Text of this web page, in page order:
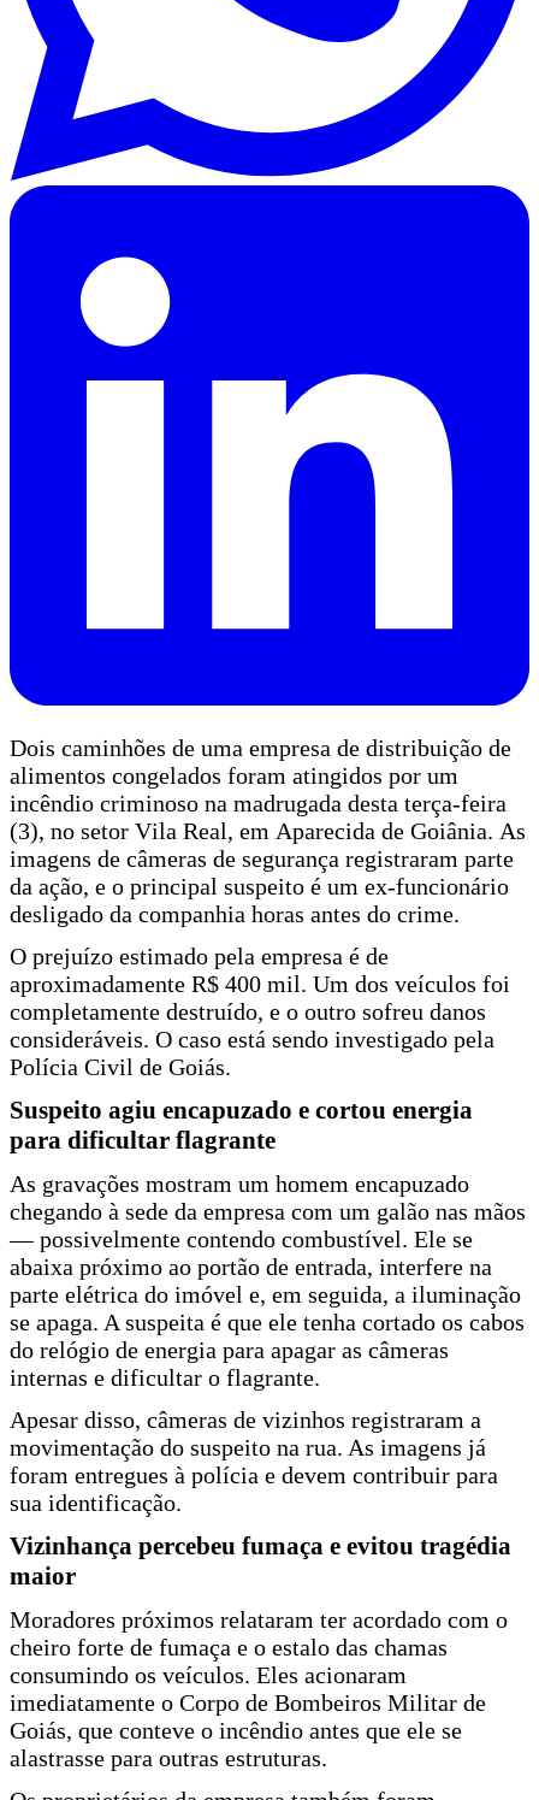
Dois caminhões de uma empresa de distribuição de
alimentos congelados foram atingidos por um
incêndio criminoso na madrugada desta terça-feira
(3), no setor Vila Real, em Aparecida de Goiânia. As
imagens de câmeras de segurança registraram parte
da ação, e o principal suspeito é um ex-funcionário
desligado da companhia horas antes do crime.
O prejuízo estimado pela empresa é de
aproximadamente R$ 400 mil. Um dos veículos foi
completamente destruído, e o outro sofreu danos
consideráveis. O caso está sendo investigado pela
Polícia Civil de Goiás.
Suspeito agiu encapuzado e cortou energia
para dificultar flagrante
As gravações mostram um homem encapuzado
chegando à sede da empresa com um galão nas mãos
— possivelmente contendo combustível. Ele se
abaixa próximo ao portão de entrada, interfere na
parte elétrica do imóvel e, em seguida, a iluminação
se apaga. A suspeita é que ele tenha cortado os cabos
do relógio de energia para apagar as câmeras
internas e dificultar o flagrante.
Apesar disso, câmeras de vizinhos registraram a
movimentação do suspeito na rua. As imagens já
foram entregues à polícia e devem contribuir para
sua identificação.
Vizinhança percebeu fumaça e evitou tragédia
maior
Moradores próximos relataram ter acordado com o
cheiro forte de fumaça e o estalo das chamas
consumindo os veículos. Eles acionaram
imediatamente o Corpo de Bombeiros Militar de
Goiás, que conteve o incêndio antes que ele se
alastrasse para outras estruturas.